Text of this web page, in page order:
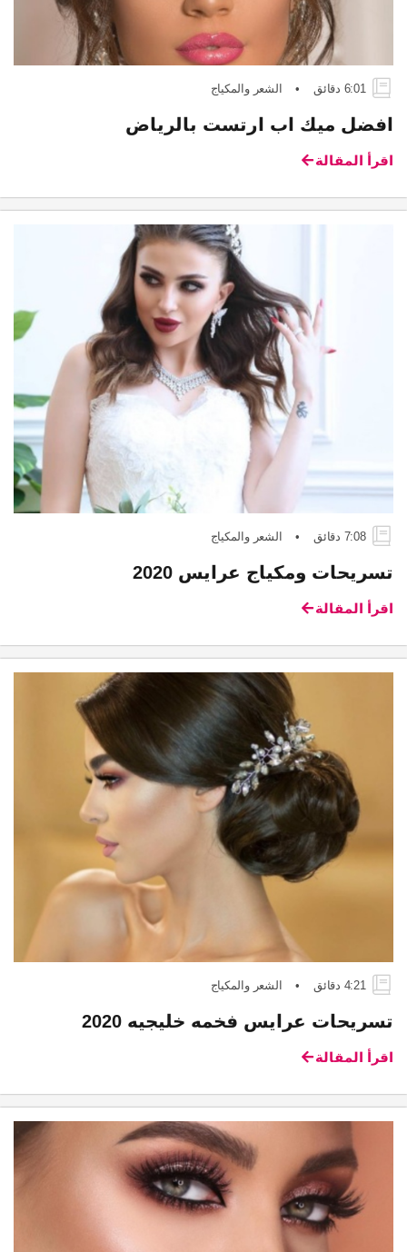
6:01 دقائق • الشعر والمكياج
افضل ميك اب ارتست بالرياض
اقرأ المقالة
7:08 دقائق • الشعر والمكياج
تسريحات ومكياج عرايس 2020
اقرأ المقالة
4:21 دقائق • الشعر والمكياج
تسريحات عرايس فخمه خليجيه 2020
اقرأ المقالة